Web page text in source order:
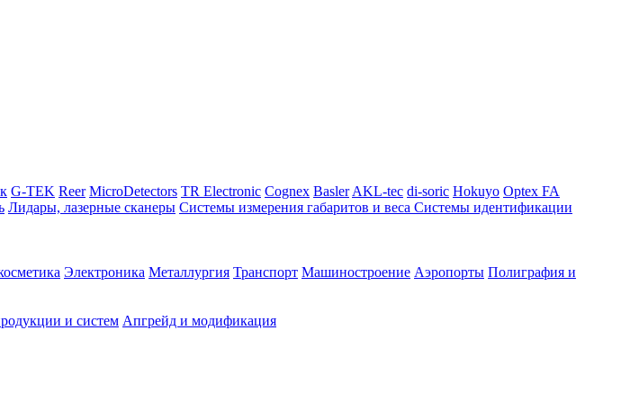
G-TEK Reer MicroDetectors TR Electronic Cognex Basler AKL-tec di-soric Hokuyo Optex FA
Лидары, лазерные сканеры Системы измерения габаритов и веса Системы идентификации
Электроника Металлургия Транспорт Машиностроение Аэропорты Полиграфия и
и систем Апгрейд и модификация